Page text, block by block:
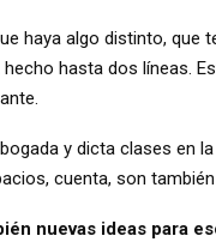
haya algo distinto, que
hasta dos líneas.
y dicta clases en
cuenta, son
nuevas ideas para